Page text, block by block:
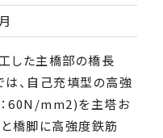
した主橋部の橋長
は、自己充填型の高強
60N/mm2)を主塔お
橋脚に高強度鉄筋